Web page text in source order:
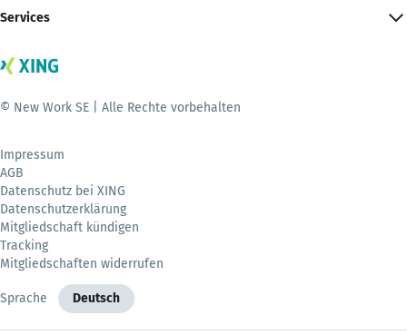
Services
© New Work SE | Alle Rechte vorbehalten
Impressum
AGB
Datenschutz bei XING
Datenschutzerklärung
Mitgliedschaft kündigen
Tracking
Mitgliedschaften widerrufen
Sprache Deutsch